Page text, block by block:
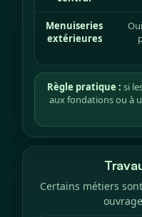
Menuiseries
extérieures
Règle pratique : si
aux fondations ou à
Certains métiers